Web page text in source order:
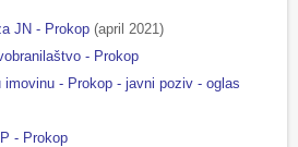
JN - Prokop (april 2021)
- Prokop
imovinu - Prokop - javni poziv - oglas
- Prokop